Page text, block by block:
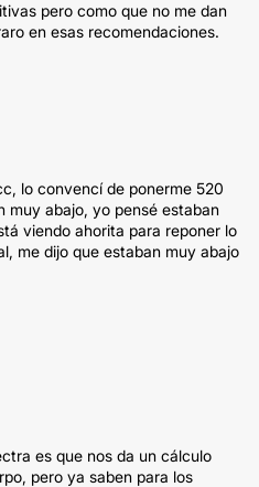
pero como que no me dan
en esas recomendaciones.
lo convencí de ponerme 520
muy abajo, yo pensé estaban
viendo ahorita para reponer lo
me dijo que estaban muy abajo
es que nos da un cálculo
pero ya saben para los